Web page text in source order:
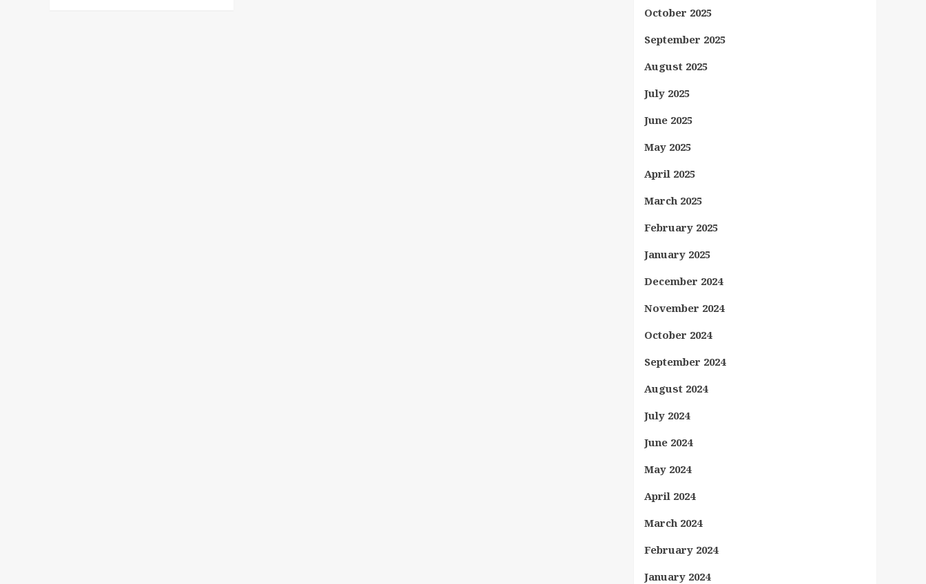
October 2025
September 2025
August 2025
July 2025
June 2025
May 2025
April 2025
March 2025
February 2025
January 2025
December 2024
November 2024
October 2024
September 2024
August 2024
July 2024
June 2024
May 2024
April 2024
March 2024
February 2024
January 2024